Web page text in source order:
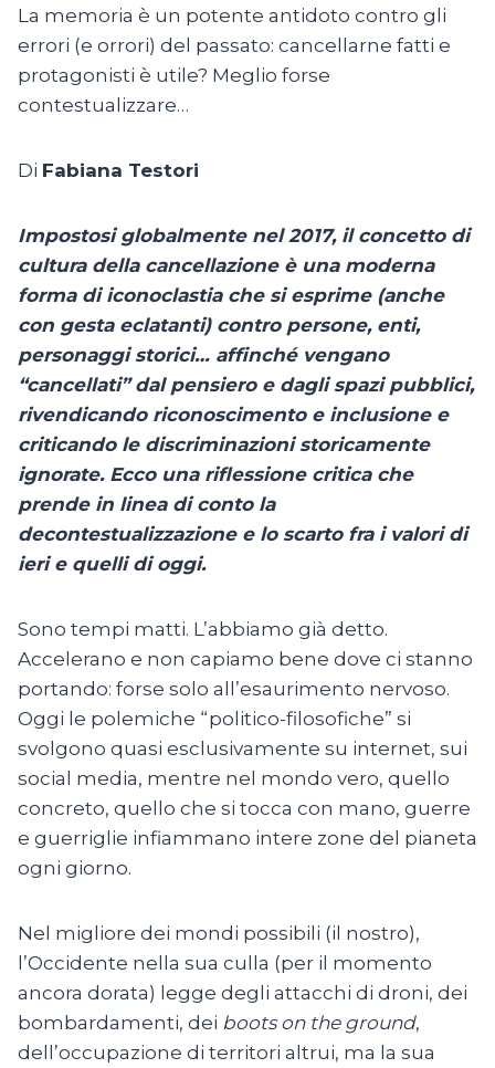
La memoria è un potente antidoto contro gli
errori (e orrori) del passato: cancellarne fatti e
protagonisti è utile? Meglio forse
contestualizzare…
Di Fabiana Testori
Impostosi globalmente nel 2017, il concetto di
cultura della cancellazione è una moderna
forma di iconoclastia che si esprime (anche
con gesta eclatanti) contro persone, enti,
personaggi storici… affinché vengano
“cancellati” dal pensiero e dagli spazi pubblici,
rivendicando riconoscimento e inclusione e
criticando le discriminazioni storicamente
ignorate. Ecco una riflessione critica che
prende in linea di conto la
decontestualizzazione e lo scarto fra i valori di
ieri e quelli di oggi.
Sono tempi matti. L’abbiamo già detto.
Accelerano e non capiamo bene dove ci stanno
portando: forse solo all’esaurimento nervoso.
Oggi le polemiche “politico-filosofiche” si
svolgono quasi esclusivamente su internet, sui
social media, mentre nel mondo vero, quello
concreto, quello che si tocca con mano, guerre
e guerriglie infiammano intere zone del pianeta
ogni giorno.
Nel migliore dei mondi possibili (il nostro),
l’Occidente nella sua culla (per il momento
ancora dorata) legge degli attacchi di droni, dei
bombardamenti, dei boots on the ground,
dell’occupazione di territori altrui, ma la sua